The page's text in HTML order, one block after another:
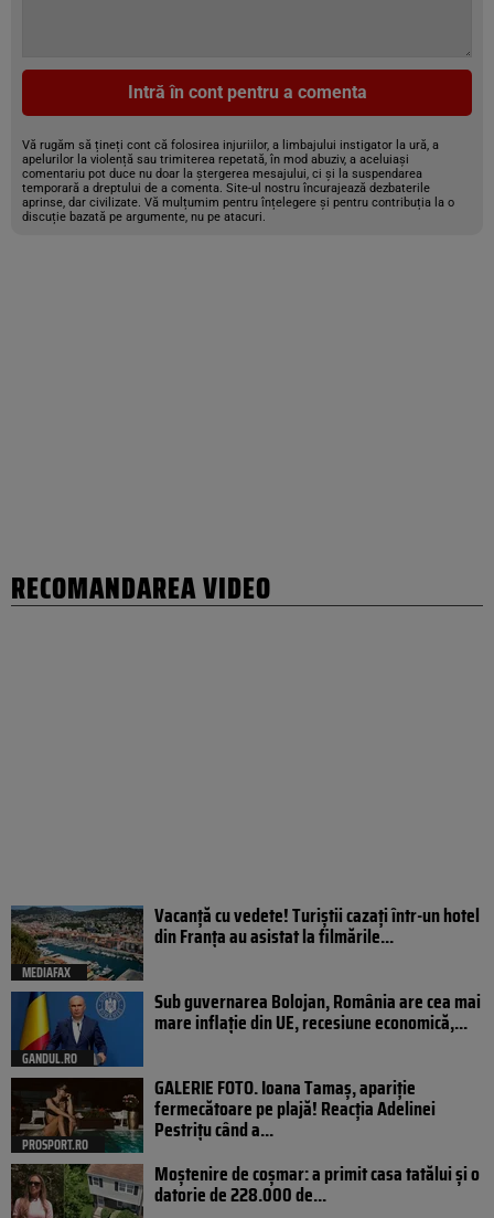
Intră în cont pentru a comenta
Vă rugăm să țineți cont că folosirea injuriilor, a limbajului instigator la ură, a
apelurilor la violență sau trimiterea repetată, în mod abuziv, a aceluiași
comentariu pot duce nu doar la ștergerea mesajului, ci și la suspendarea
temporară a dreptului de a comenta. Site-ul nostru încurajează dezbaterile
aprinse, dar civilizate. Vă mulțumim pentru înțelegere și pentru contribuția la o
discuție bazată pe argumente, nu pe atacuri.
RECOMANDAREA VIDEO
MEDIAFAX
Vacanță cu vedete! Turiștii cazați într-un hotel
din Franța au asistat la filmările...
GANDUL.RO
Sub guvernarea Bolojan, România are cea mai
mare inflație din UE, recesiune economică,...
PROSPORT.RO
GALERIE FOTO. Ioana Tamaş, apariție
fermecătoare pe plajă! Reacția Adelinei
Pestrițu când a...
Moștenire de coșmar: a primit casa tatălui și o
datorie de 228.000 de...